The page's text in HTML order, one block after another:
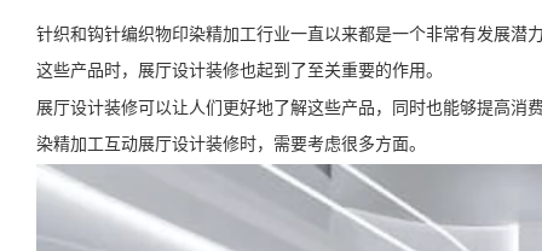
针织和钩针编织物印染精加工行业一直以来都是一个非常有发展
这些产品时，展厅设计装修也起到了至关重要的作用。
展厅设计装修可以让人们更好地了解这些产品，同时也能够提高
染精加工互动展厅设计装修时，需要考虑很多方面。